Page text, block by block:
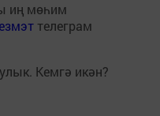
иң мөһим
телеграм